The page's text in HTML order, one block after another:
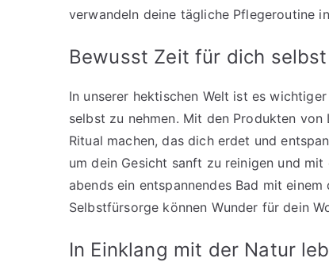
verwandeln deine tägliche Pflegeroutine
Bewusst Zeit für dich
In unserer hektischen Welt ist es
selbst zu nehmen. Mit den Produkten
Ritual machen, das dich erdet und
um dein Gesicht sanft zu reinigen und
abends ein entspannendes Bad mit
Selbstfürsorge können Wunder für dein
In Einklang mit der Natur